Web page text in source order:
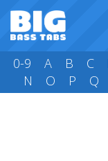
0-9 A B C
N
O P Q